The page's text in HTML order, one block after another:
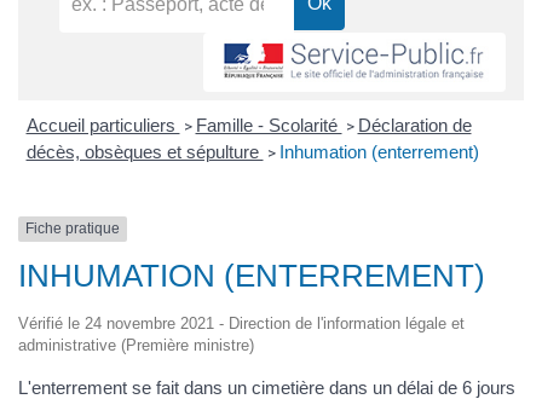
Accueil particuliers > Famille - Scolarité > Déclaration de
décès, obsèques et sépulture > Inhumation (enterrement)
Fiche pratique
INHUMATION (ENTERREMENT)
Vérifié le 24 novembre 2021 - Direction de l'information légale et
administrative (Première ministre)
L'enterrement se fait dans un cimetière dans un délai de 6 jours